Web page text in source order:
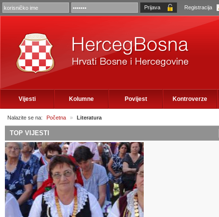
Registracija
Vijesti Kolumne Povijest Kontroverze
Nalazite se na: Početna » Literatura
TOP VIJESTI